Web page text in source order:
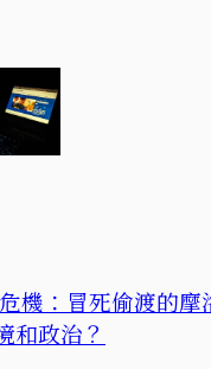
機：冒死偷渡的
和政治？